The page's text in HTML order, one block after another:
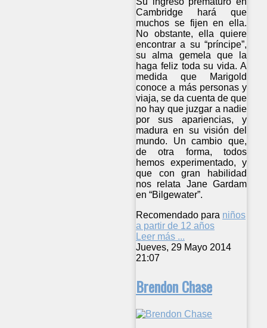
Cambridge hará que
muchos se fijen en ella.
No obstante, ella quiere
encontrar a su “príncipe”,
su alma gemela que la
haga feliz toda su vida. A
medida que Marigold
conoce a más personas y
viaja, se da cuenta de que
no hay que juzgar a nadie
por sus apariencias, y
madura en su visión del
mundo. Un cambio que,
de otra forma, todos
hemos experimentado, y
que con gran habilidad
nos relata Jane Gardam
en “Bilgewater”.
Recomendado para niños
a partir de 12 años
Leer más ...
Jueves, 29 Mayo 2014
21:07
Brendon Chase